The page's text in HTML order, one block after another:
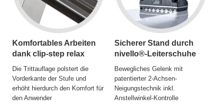
Komfortables Arbeiten
dank clip-step relax
Die Trittauflage polstert die
Vorderkante der Stufe und
erhöht hierdurch den Komfort für
den Anwender
Sicherer Stand durch
nivello®-Leiterschuhe
Bewegliches Gelenk mit
patentierter 2-Achsen-
Neigungstechnik inkl.
Anstellwinkel-Kontrolle